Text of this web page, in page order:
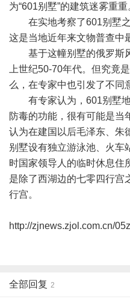
为“601别墅”的建筑迷雾重重
在实地考察了601别墅之
这是当地近年来文物普查中
基于这幢别墅的俄罗斯
上世纪50-70年代。但究竟
么，在专家中也引发了不同
有专家认为，601别墅地
防毒的功能，很有可能是当
认为在建国以后毛泽东、朱
别墅设有独立游泳池、火车
时国家领导人的临时休息住
是除了西湖边的七零四行宫
行宫。
http://zjnews.zjol.com.cn/
全部回复 2